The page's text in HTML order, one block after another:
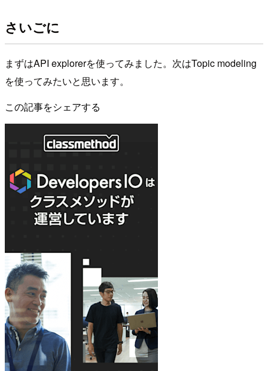
さいごに
まずはAPI explorerを使ってみました。次はTopic modeling
を使ってみたいと思います。
この記事をシェアする